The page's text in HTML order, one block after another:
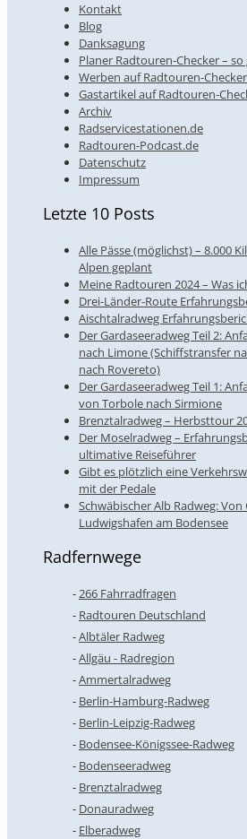
Kontakt
Blog
Danksagung
Planer Radtouren-Checker – so
Werben auf Radtouren-
Gastartikel auf Radtouren-
Archiv
Radservicestationen.de
Radtouren-Podcast.de
Datenschutz
Impressum
Letzte 10 Posts
Alle Pässe (möglichst) – 8.000
Alpen geplant
Meine Radtouren 2024 – Was
Drei-Länder-Route
Aischtalradweg
Der Gardaseeradweg Teil 2:
nach Limone (Schiffstransfer
nach Rovereto)
Der Gardaseeradweg Teil 1:
von Torbole nach Sirmione
Brenztalradweg – Herbsttour
Der Moselradweg –
ultimative Reiseführer
Gibt es plötzlich eine
mit der Pedale
Schwäbischer Alb Radweg:
Ludwigshafen am Bodensee
Radfernwege
266 Fahrradfragen
Radtouren Deutschland
Albtäler Radweg
Allgäu - Radregion
Ammertalradweg
Berlin-Hamburg-Radweg
Berlin-Leipzig-Radweg
Bodensee-Königssee-Radweg
Bodenseeradweg
Brenztalradweg
Donauradweg
Elberadweg